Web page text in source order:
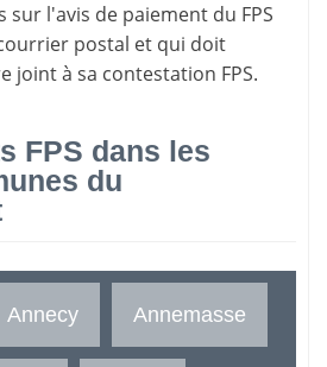
l'avis de paiement du FPS
postal et qui doit
joint à sa contestation FPS.
FPS dans les
du
Annecy Annemasse